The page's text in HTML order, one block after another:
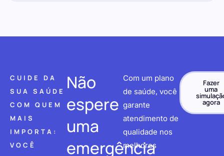
CUIDE DA
SUA SAÚDE
COM QUEM
MAIS
IMPORTA:
VOCÊ
Não
espere
uma
emergência
Com um plano
de saúde, você
garante
atendimento de
qualidade nos
melhores
Fazer
uma
agora